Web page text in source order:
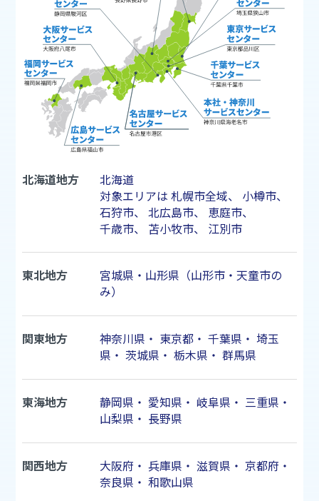
北海道地方
北海道
対象エリアは 札幌市全域、 小樽市、
石狩市、 北広島市、 恵庭市、
千歳市、 苫小牧市、 江別市
東北地方
宮城県・山形県（山形市・天童市の
み）
関東地方 神奈川県 ・ 東京都・ 千葉県 ・ 埼玉
県 ・ 茨城県 ・ 栃木県 ・ 群馬県
東海地方 静岡県 ・ 愛知県 ・ 岐阜県 ・ 三重県 ・
山梨県 ・ 長野県
関西地方 大阪府 ・ 兵庫県 ・ 滋賀県 ・ 京都府 ・
奈良県 ・ 和歌山県